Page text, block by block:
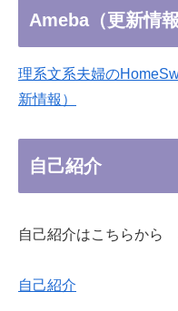
Ameba（更新情報
理系文系夫婦の
新情報）
自己紹介
自己紹介はこちらから
自己紹介